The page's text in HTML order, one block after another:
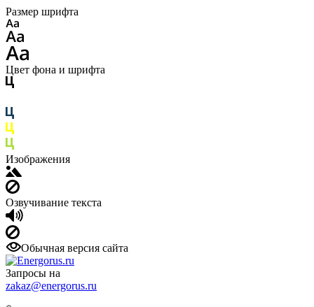
Размер шрифта
Цвет фона и шрифта
Изображения
Озвучивание текста
Обычная версия сайта
Запросы на
zakaz@energorus.ru